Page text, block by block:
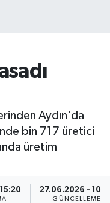
Aydın'da
bin 717 üretici
üretim
27.06.2026 -
GÜNCELLEME